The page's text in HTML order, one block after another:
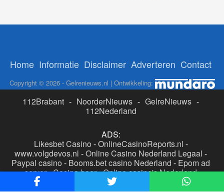
Home Informatie Disclaimer Adverteren Contact
Copyright © 2026 - Gelrenieuws.nl | Ontwikkeling:
112Brabant - NoorderNieuws - GelreNieuws -
112Nederland
ADS:
Likesbet Casino -OnlineCasinoReports.nl -
www.volgdevos.nl -Online Casino Nederland Legaal -
Paypal casino - Booms.bet casino Nederland - Epom ad
server-Casino boer-Online casino's Nederland